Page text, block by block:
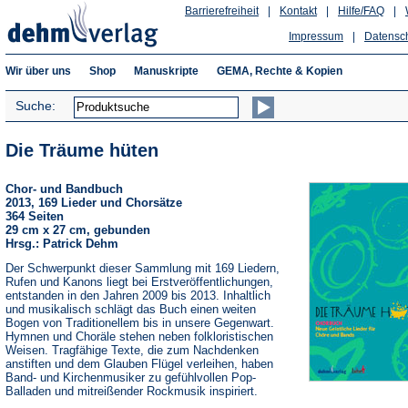
Hilfe/FAQ
Kontakt
Barrierefreiheit
Impressum
Wir über uns Shop Manuskripte GEMA, Rechte & Kopien
Suche:
Die Träume hüten
Chor- und Bandbuch
2013, 169 Lieder und Chorsätze
364 Seiten
29 cm x 27 cm, gebunden
Hrsg.: Patrick Dehm
Der Schwerpunkt dieser Sammlung mit 169 Liedern,
Rufen und Kanons liegt bei Erstveröffentlichungen,
entstanden in den Jahren 2009 bis 2013. Inhaltlich
und musikalisch schlägt das Buch einen weiten
Bogen von Traditionellem bis in unsere Gegenwart.
Hymnen und Choräle stehen neben folkloristischen
Weisen. Tragfähige Texte, die zum Nachdenken
anstiften und dem Glauben Flügel verleihen, haben
Band- und Kirchenmusiker zu gefühlvollen Pop-
Balladen und mitreißender Rockmusik inspiriert.